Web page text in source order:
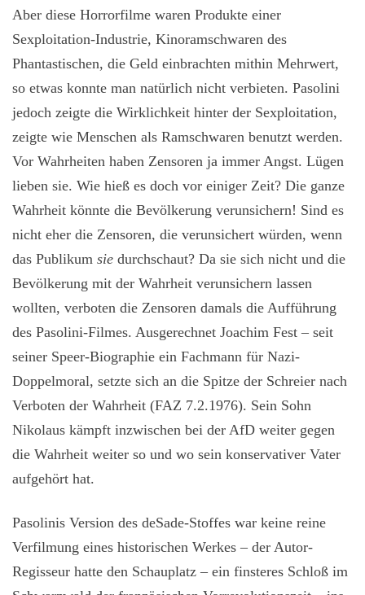
Aber diese Horrorfilme waren Produkte einer
Sexploitation-Industrie, Kinoramschwaren des
Phantastischen, die Geld einbrachten mithin Mehrwert,
so etwas konnte man natürlich nicht verbieten. Pasolini
jedoch zeigte die Wirklichkeit hinter der Sexploitation,
zeigte wie Menschen als Ramschwaren benutzt werden.
Vor Wahrheiten haben Zensoren ja immer Angst. Lügen
lieben sie. Wie hieß es doch vor einiger Zeit? Die ganze
Wahrheit könnte die Bevölkerung verunsichern! Sind es
nicht eher die Zensoren, die verunsichert würden, wenn
das Publikum sie durchschaut? Da sie sich nicht und die
Bevölkerung mit der Wahrheit verunsichern lassen
wollten, verboten die Zensoren damals die Aufführung
des Pasolini-Filmes. Ausgerechnet Joachim Fest – seit
seiner Speer-Biographie ein Fachmann für Nazi-
Doppelmoral, setzte sich an die Spitze der Schreier nach
Verboten der Wahrheit (FAZ 7.2.1976). Sein Sohn
Nikolaus kämpft inzwischen bei der AfD weiter gegen
die Wahrheit weiter so und wo sein konservativer Vater
aufgehört hat.
Pasolinis Version des deSade-Stoffes war keine reine
Verfilmung eines historischen Werkes – der Autor-
Regisseur hatte den Schauplatz – ein finsteres Schloß im